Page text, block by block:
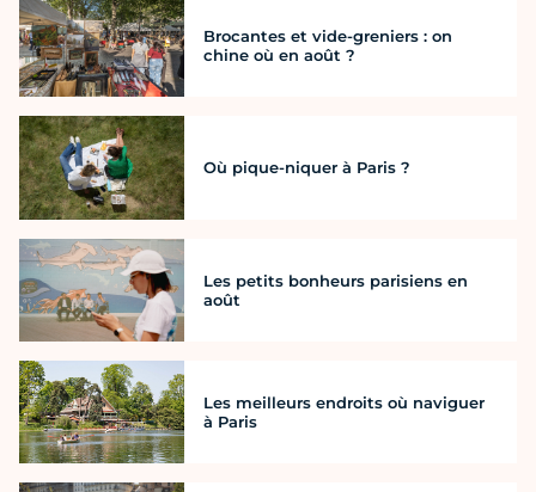
Brocantes et vide-greniers : on
chine où en août ?
Où pique-niquer à Paris ?
Les petits bonheurs parisiens en
août
Les meilleurs endroits où naviguer
à Paris